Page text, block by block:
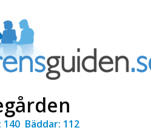
Bäddar: 112